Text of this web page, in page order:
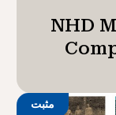
NHD
مثبت